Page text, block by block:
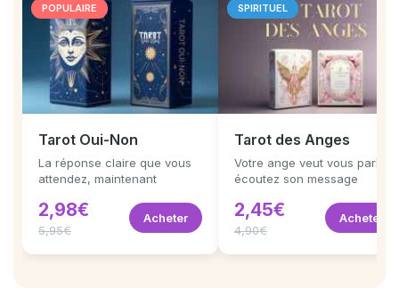
POPULAIRE
Tarot Oui-Non
La réponse claire que vous
attendez, maintenant
2,98€
5,95€
Acheter
SPIRITUEL
Tarot des Anges
Votre ange veut vous parler,
écoutez son message
2,45€
4,90€
Acheter